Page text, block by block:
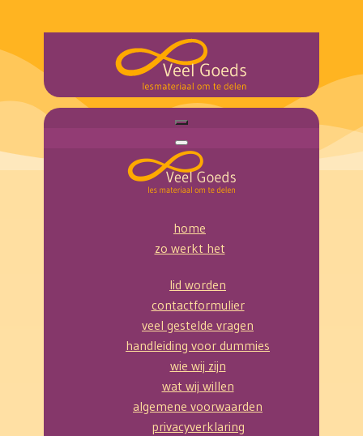
home
zo werkt het
lid worden
contactformulier
veel gestelde vragen
handleiding voor dummies
wie wij zijn
wat wij willen
algemene voorwaarden
privacyverklaring